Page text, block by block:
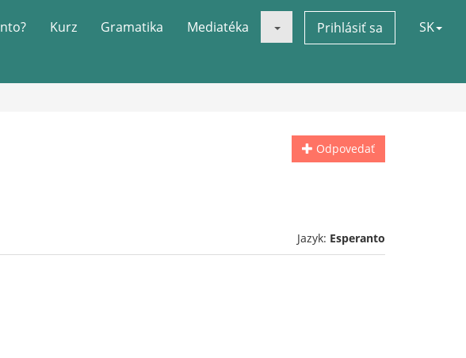
Kurz Gramatika Mediatéka Prihlásiť sa SK
Odpovedať
Jazyk: Esperanto